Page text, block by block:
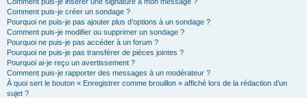
Comment puis-je créer un sondage ?
Pourquoi ne puis-je pas ajouter plus d’options à un sondage ?
Comment puis-je modifier ou supprimer un sondage ?
Pourquoi ne puis-je pas accéder à un forum ?
Pourquoi ne puis-je pas transférer de pièces jointes ?
Pourquoi ai-je reçu un avertissement ?
Comment puis-je rapporter des messages à un modérateur ?
À quoi sert le bouton « Enregistrer comme brouillon » affiché lors de la rédaction d’un
sujet ?